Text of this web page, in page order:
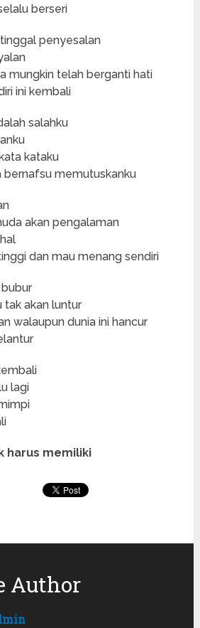
berseri
penyesalan
mungkin telah berganti hati
ini kembali
salahku
kataku
memutuskanku
akan pengalaman
dan mau menang sendiri
tak akan luntur
walaupun dunia ini hancur
lagi
harus memiliki
Author